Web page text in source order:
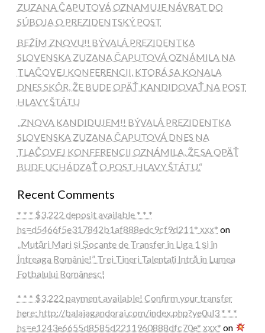
ZUZANA ČAPUTOVÁ OZNAMUJE NÁVRAT DO
SÚBOJA O PREZIDENTSKÝ POST
BEŽÍM ZNOVU!! BÝVALÁ PREZIDENTKA
SLOVENSKA ZUZANA ČAPUTOVÁ OZNÁMILA NA
TLAČOVEJ KONFERENCII, KTORÁ SA KONALA
DNES SKÔR, ŽE BUDE OPÄŤ KANDIDOVAŤ NA POST
HLAVY ŠTÁTU
„ZNOVA KANDIDUJEM!! BÝVALÁ PREZIDENTKA
SLOVENSKA ZUZANA ČAPUTOVÁ DNES NA
TLAČOVEJ KONFERENCII OZNÁMILA, ŽE SA OPÄŤ
BUDE UCHÁDZAŤ O POST HLAVY ŠTÁTU.“
Recent Comments
* * * $3,222 deposit available * * *
hs=d5466f5e317842b1af888edc9cf9d211* ххх* on
„Mutări Mari și Șocante de Transfer în Liga 1 și în
Întreaga Românie!” Trei Tineri Talentați Intră în Lumea
Fotbalului Românesc!
* * * $3,222 payment available! Confirm your transfer
here: http://balajagandorai.com/index.php?ye0ul3 * * *
hs=e1243e6655d8585d2211960888dfc70e* ххх* on